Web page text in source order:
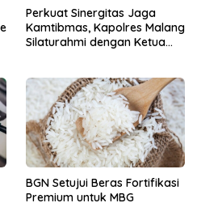
Perkuat Sinergitas Jaga
Kamtibmas, Kapolres Malang
Silaturahmi dengan Ketua
BGN Setujui Beras Fortifikasi
Premium untuk MBG